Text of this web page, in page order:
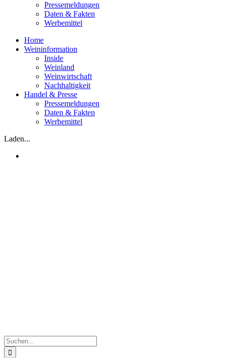
Pressemeldungen
Daten & Fakten
Werbemittel
Home
Weininformation
Inside
Weinland
Weinwirtschaft
Nachhaltigkeit
Handel & Presse
Pressemeldungen
Daten & Fakten
Werbemittel
Laden...
Suche
nach: